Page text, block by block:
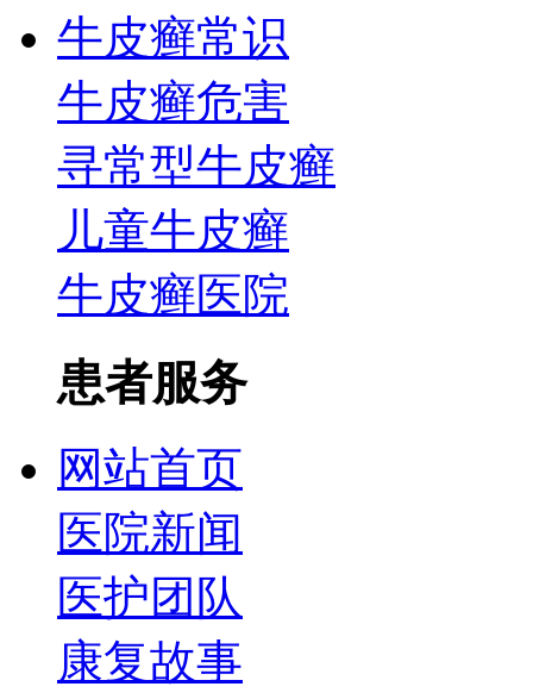
牛皮癣常识
牛皮癣危害
寻常型牛皮癣
儿童牛皮癣
牛皮癣医院
患者服务
网站首页
医院新闻
医护团队
康复故事